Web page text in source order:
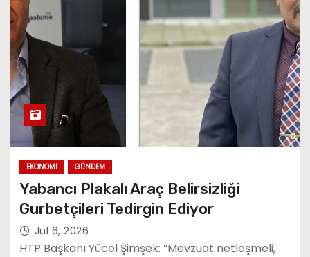
EKONOMI GÜNDEM
Yabancı Plakalı Araç Belirsizliği
Gurbetçileri Tedirgin Ediyor
Jul 6, 2026
HTP Başkanı Yücel Şimşek: “Mevzuat netleşmeli,